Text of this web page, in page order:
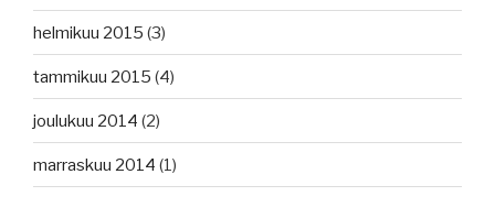
helmikuu 2015 (3)
tammikuu 2015 (4)
joulukuu 2014 (2)
marraskuu 2014 (1)